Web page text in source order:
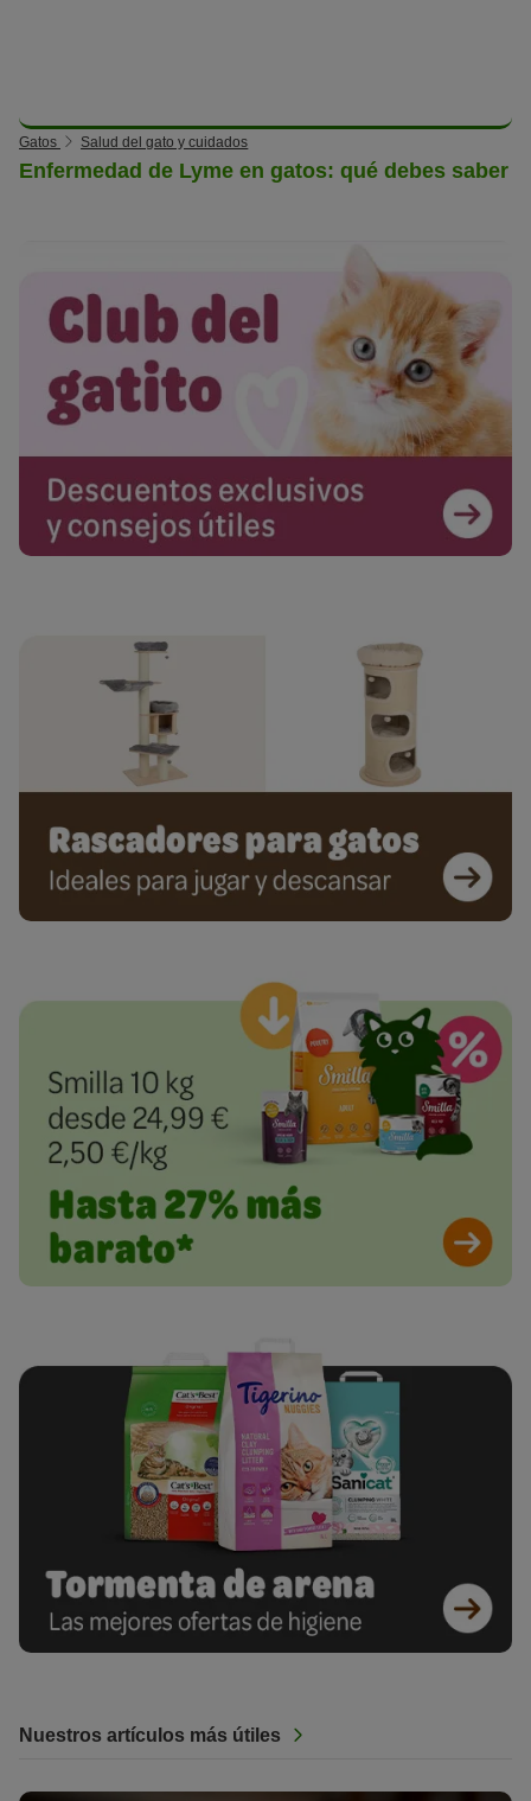
Gatos Salud del gato y cuidados
Enfermedad de Lyme en gatos: qué debes saber
Nuestros artículos más útiles